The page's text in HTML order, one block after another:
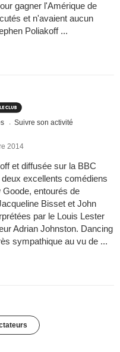
gagner l'Amérique de
et n'avaient aucun
Poliakoff ...
Suivre son activité
2014
et diffusée sur la BBC
excellents comédiens
entourés de
Bisset et John
par le Louis Lester
Adrian Johnston. Dancing
sympathique au vu de ...